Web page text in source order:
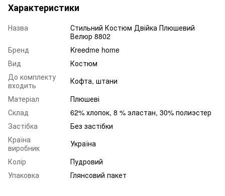
Характеристики
Назва
Стильний Костюм Двійка Плюшевий
Велюр 8802
Бренд
Kreedme home
Вид
Костюм
До комплекту
входить
Кофта, штани
Матеріал
Плюшеві
Склад
62% хлопок, 8 % эластан, 30% полиэстер
Застібка
Без застібки
Країна
виробник
Україна
Колір
Пудровий
Упаковка
Глянсовий пакет